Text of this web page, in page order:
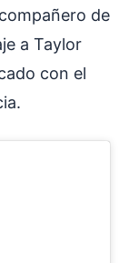
de
a Taylor
con el